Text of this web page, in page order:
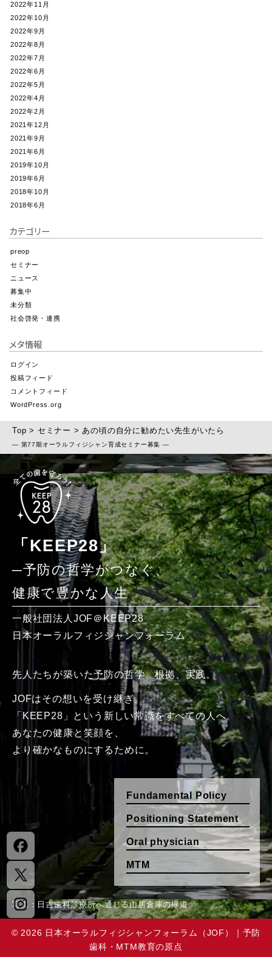
2022年11月
2022年10月
2022年9月
2022年8月
2022年7月
2022年6月
2022年5月
2022年4月
2022年2月
2021年12月
2021年9月
2021年6月
2019年10月
2019年6月
2018年10月
2018年6月
カテゴリー
preop
セミナー
ニュース
募集中
未分類
社会啓発・連携
メタ情報
ログイン
投稿フィード
コメントフィード
WordPress.org
Top > セミナー > あの頃の自分に勧めたい先生がいたら
― 第77期オーラルフィジシャン育成セミナー募集 ―
「KEEP28」
─予防の哲学がつなぐ、
健康で豊かな人生
一般社団法人JOF＠KEEP28
日本オーラルフィジシャンフォーラム
先人たちが築いた予防の哲学、根拠、実践。
JOFはその想いを受け継ぎ、
「KEEP28」という新しい常識をすべての人へ。
あなたの健康と笑顔を、
より確かなものにするために。
Fundamental Policy
Positioning Statement
Oral physician
MTM
写真：日吉歯科診療所へ通じる山居倉庫の欅道
© 2026 日本オーラルフィジシャンフォーラム（JOF）｜予防
歯科・MTM教育の原点